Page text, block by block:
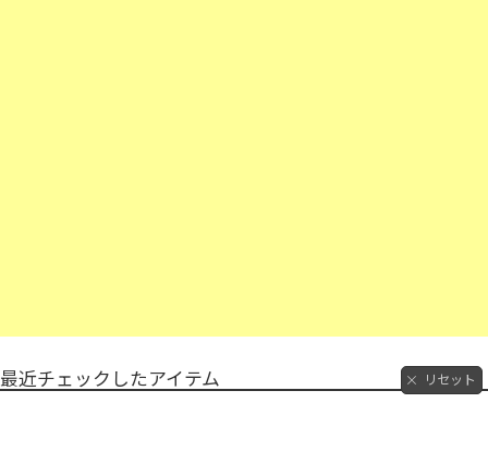
最近チェックしたアイテム リセット